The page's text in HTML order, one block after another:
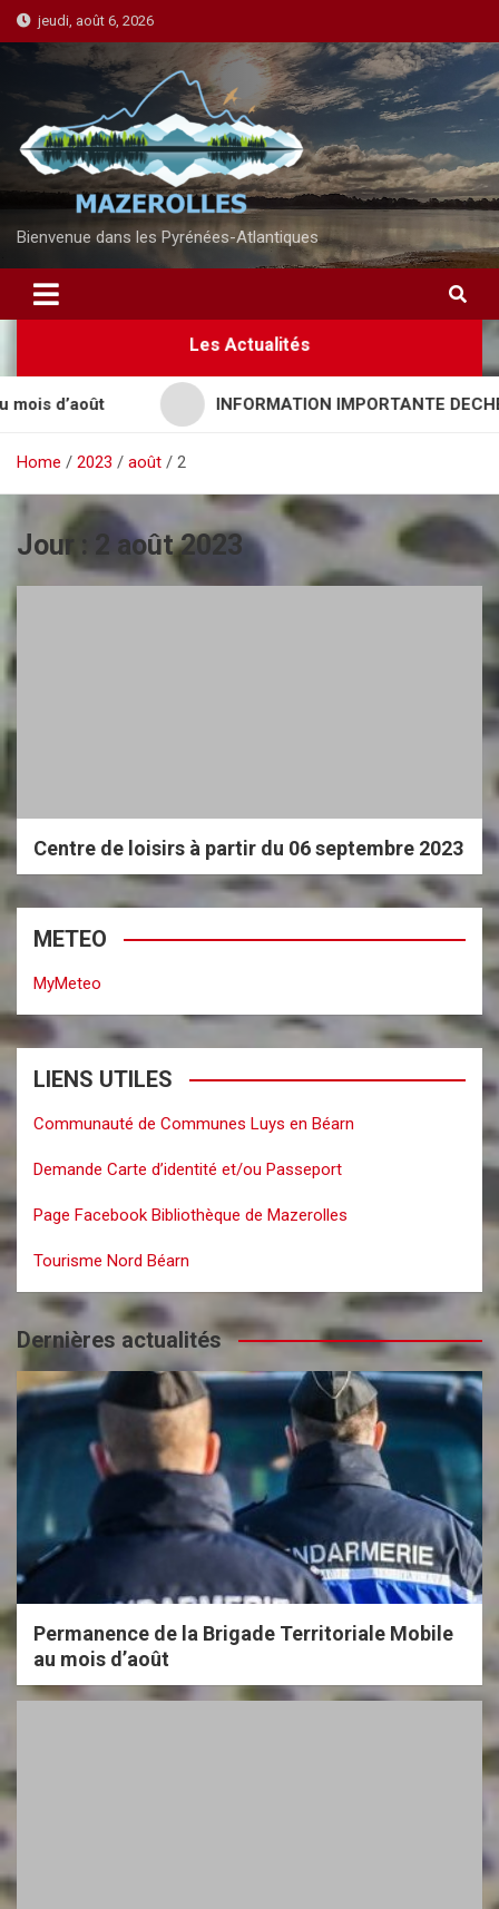
k
t
n
jeudi, août 6, 2026
Bienvenue dans les Pyrénées-Atlantiques
Les Actualités
d’août INFORMATION IMPORTANTE
Home 2023 août 2
Jour : 2 août 2023
Centre de loisirs à partir du 06 septembre 2023
METEO
MyMeteo
LIENS UTILES
Communauté de Communes Luys en Béarn
Demande Carte d’identité et/ou Passeport
Page Facebook Bibliothèque de Mazerolles
Tourisme Nord Béarn
Dernières actualités
Permanence de la Brigade Territoriale Mobile
au mois d’août